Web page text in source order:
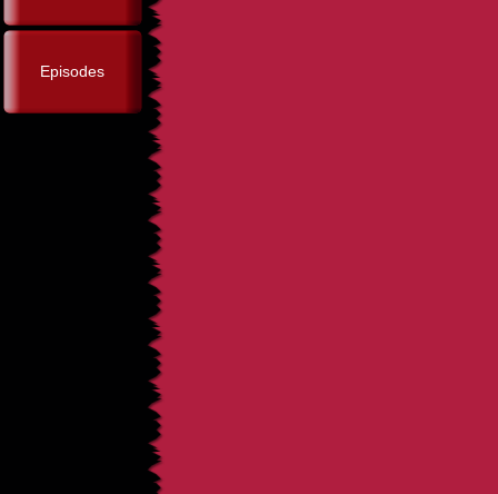
Episodes